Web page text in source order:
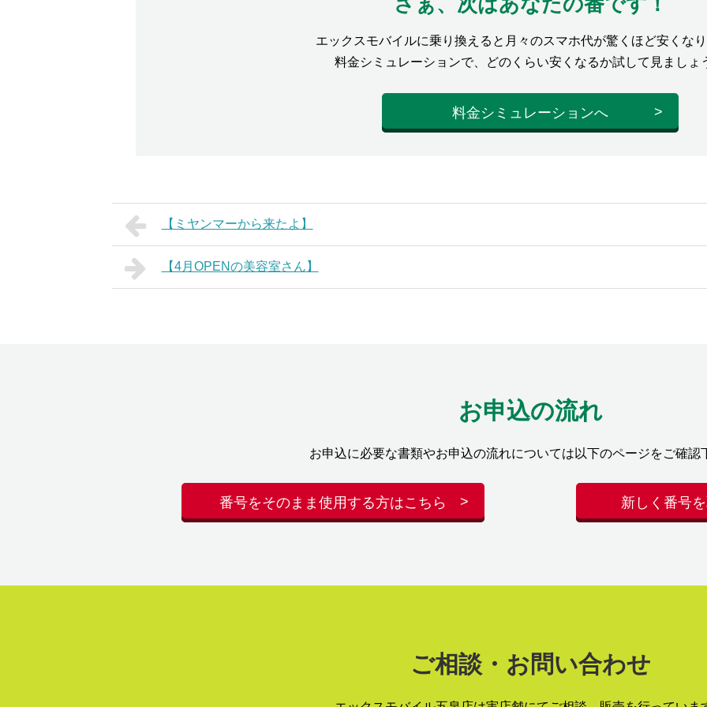
エックスモバイルに乗り換えると月々のスマホ代が驚くほど安くなり
料金シミュレーションで、どのくらい安くなるか試して見ましょ
料金シミュレーションへ
【ミヤンマーから来たよ】
【4月OPENの美容室さん】
お申込の流れ
お申込に必要な書類やお申込の流れについては以下のページをご確認
番号をそのまま使用する方はこちら 新しく番号
ご相談・お問い合わせ